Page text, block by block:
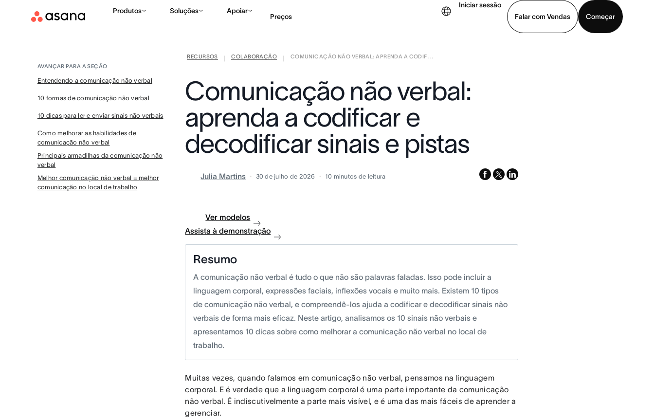
Produtos Soluções Apoiar
Preços
Iniciar sessão
Falar com Vendas
Começar
Falar com Vendas Veja uma demonstração
RECURSOS COLABORAÇÃO COMUNICAÇÃO NÃO VERBAL: APRENDA A CODIF ...
Comunicação não verbal:
aprenda a codificar e
decodificar sinais e pistas
Julia Martins 30 de julho de 2026 10 minutos de leitura facebook
x-
linkedin
AVANÇAR PARA A SEÇÃO
Entendendo a comunicação não verbal
10 formas de comunicação não verbal
10 dicas para ler e enviar sinais não verbais
Como melhorar as habilidades de
comunicação não verbal
Principais armadilhas da comunicação não
verbal
Melhor comunicação não verbal = melhor
comunicação no local de trabalho
Ver modelos
Assista à demonstração
Resumo
A comunicação não verbal é tudo o que não são palavras faladas. Isso pode incluir a
linguagem corporal, expressões faciais, inflexões vocais e muito mais. Existem 10 tipos
de comunicação não verbal, e compreendê-los ajuda a codificar e decodificar sinais não
verbais de forma mais eficaz. Neste artigo, analisamos os 10 sinais não verbais e
apresentamos 10 dicas sobre como melhorar a comunicação não verbal no local de
trabalho.
Muitas vezes, quando falamos em comunicação não verbal, pensamos na linguagem
corporal. E é verdade que a linguagem corporal é uma parte importante da comunicação
não verbal. É indiscutivelmente a parte mais visível, e é uma das mais fáceis de aprender a
gerenciar.